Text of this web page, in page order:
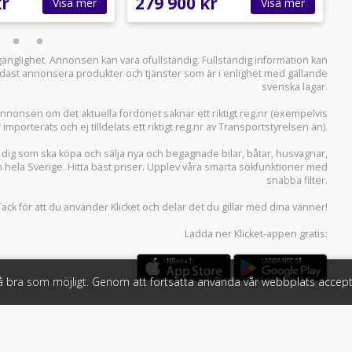
Annonsen kan vara ofullständig. Fullständig information kan
annonsera produkter och tjänster som är i enlighet med gällande
svenska lagar.
om det aktuella fordonet saknar ett riktigt reg.nr (exempelvis
och ej tilldelats ett riktigt reg.nr av Transportstyrelsen än).
som ska köpa och sälja nya och begagnade bilar, båtar, husvagnar,
Sverige. Hitta bäst priser. Upplev våra smarta sökfunktioner med
snabba filter.
för att du använder Klicket och delar det du gillar med dina vänner!
Ladda ner Klicket-appen gratis:
som möjligt. Genom att fortsätta använda vår webbplats